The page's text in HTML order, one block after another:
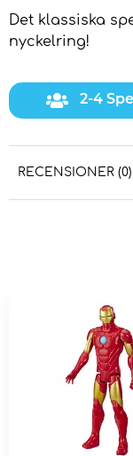
Det klassiska
nyckelring!
2-4
RECENSIONER (0)